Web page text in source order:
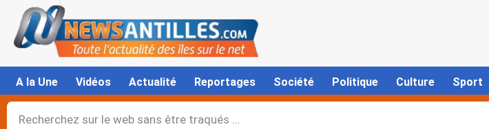
contenu
A la Une Vidéos Actualité Reportages Société Politique Culture Sport
Rechercher